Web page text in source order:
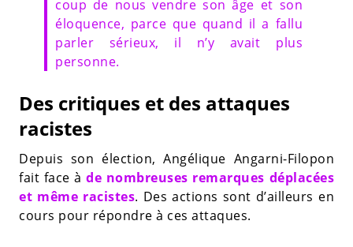
coup de nous vendre son âge et son
éloquence, parce que quand il a fallu
parler sérieux, il n’y avait plus
personne.
Des critiques et des attaques
racistes
Depuis son élection, Angélique Angarni-Filopon
fait face àde nombreuses remarques déplacées
et même racistes. Des actions sont d’ailleurs en
cours pour répondre à ces attaques.